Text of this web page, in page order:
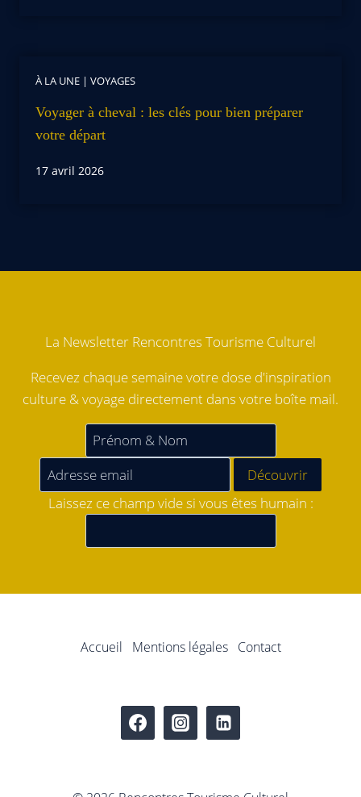
À LA UNE | VOYAGES
Voyager à cheval : les clés pour bien préparer
votre départ
17 avril 2026
La Newsletter Rencontres Tourisme Culturel
Recevez chaque semaine votre dose d'inspiration
culture & voyage directement dans votre boîte mail.
Laissez ce champ vide si vous êtes humain :
Accueil Mentions légales Contact